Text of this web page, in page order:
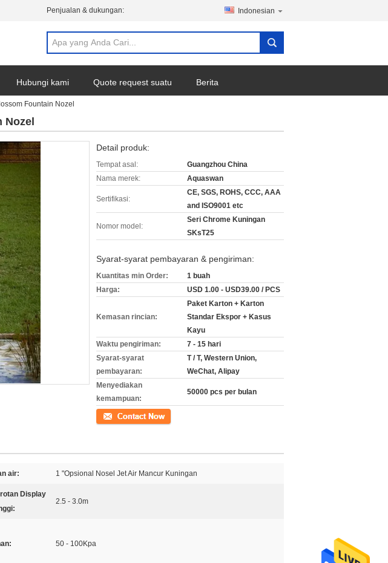
Penjualan & dukungan: Indonesian
Hubungi kami Quote request suatu Berita
Fountain Nozel
Detail produk:
Tempat asal:
Guangzhou China
Nama merek:
Aquaswan
Sertifikasi:
CE, SGS, ROHS, CCC, AAA
and ISO9001 etc
Nomor model:
Seri Chrome Kuningan
SKsT25
Syarat-syarat pembayaran & pengiriman:
Kuantitas min Order:
1 buah
Harga:
USD 1.00 - USD39.00 / PCS
Kemasan rincian:
Paket Karton + Karton
Standar Ekspor + Kasus
Kayu
Waktu pengiriman:
7 - 15 hari
Syarat-syarat
pembayaran:
T / T, Western Union,
WeChat, Alipay
Menyediakan
kemampuan:
50000 pcs per bulan
Kontak
air: 1 "Opsional Nosel Jet Air Mancur Kuningan
Display
2.5 - 3.0m
50 - 100Kpa